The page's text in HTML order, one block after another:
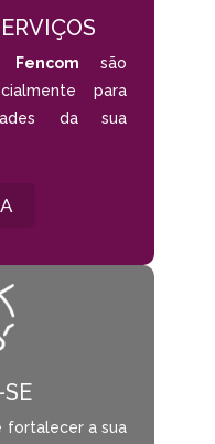
Fencom são
para
da sua
fortalecer a sua